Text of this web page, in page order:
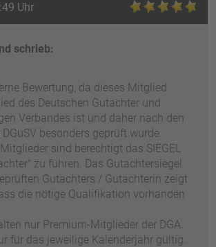
Uhr
schrieb:
Bewertung, da dieses Mitglied
des Deutschen Gutachter und
Verbandes ist und daher nach den
besonders geprüft wurde.
sind berechtigt das SIEGEL
zu führen. Das Gutachtersiegel
Gutachters / Gutachterin zeigt
die nötige Qualifikation vorhanden
nur Premium-Mitglieder der DGA.
für das jeweilige Kalenderjahr gültig.